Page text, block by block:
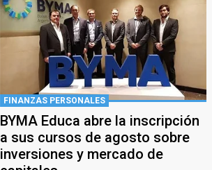
FINANZAS PERSONALES
BYMA Educa abre la inscripción
a sus cursos de agosto sobre
inversiones y mercado de